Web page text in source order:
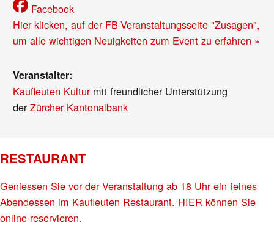
Facebook
Hier klicken, auf der FB-Veranstaltungsseite "Zusagen",
um alle wichtigen Neuigkeiten zum Event zu erfahren »
Veranstalter:
Kaufleuten Kulturmit freundlicher Unterstützung
derZürcher Kantonalbank
RESTAURANT
Geniessen Sie vor der Veranstaltung ab 18 Uhr ein feines
Abendessen im Kaufleuten Restaurant. HIER können Sie
online reservieren.